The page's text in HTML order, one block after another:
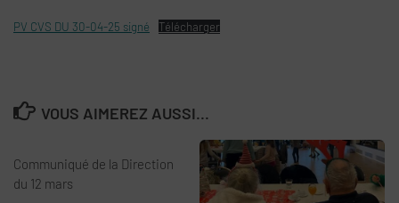
PV CVS DU 30-04-25 signé Télécharger
VOUS AIMEREZ AUSSI...
Communiqué de la Direction
du 12 mars